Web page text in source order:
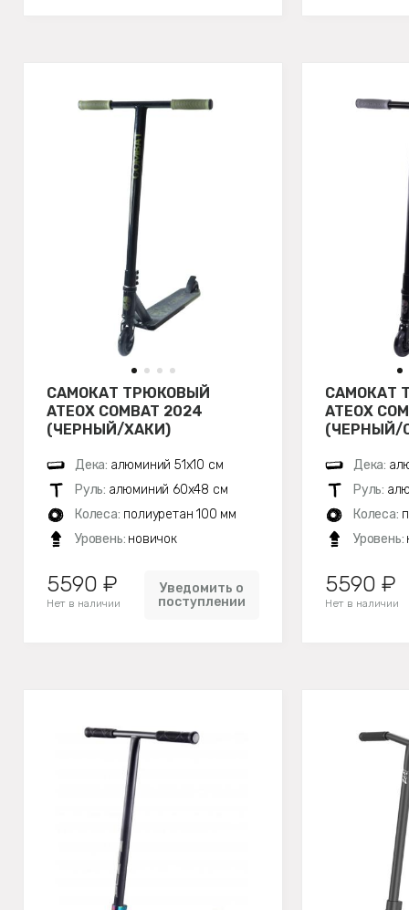
САМОКАТ ТРЮКОВЫЙ
ATEOX COMBAT 2024
(ЧЕРНЫЙ/ХАКИ)
Дека: алюминий 51х10 см
Руль: алюминий 60х48 см
Колеса: полиуретан 100 мм
Уровень: новичок
5590 ₽
Нет в наличии
Уведомить о
поступлении
САМОКАТ
ATEOX
(ЧЕРНЫЙ/
Дека:
Руль:
Колеса:
Уровень:
5590 ₽
Нет в наличии